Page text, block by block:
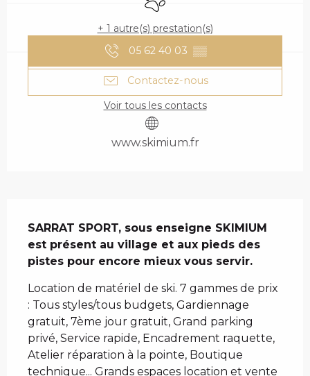
+ 1 autre(s) prestation(s)
05 62 40 03 ▒▒
Contactez-nous
Voir tous les contacts
www.skimium.fr
SARRAT SPORT, sous enseigne SKIMIUM
est présent au village et aux pieds des
pistes pour encore mieux vous servir.
Location de matériel de ski. 7 gammes de prix
: Tous styles/tous budgets, Gardiennage
gratuit, 7ème jour gratuit, Grand parking
privé, Service rapide, Encadrement raquette,
Atelier réparation à la pointe, Boutique
technique... Grands espaces location et vente